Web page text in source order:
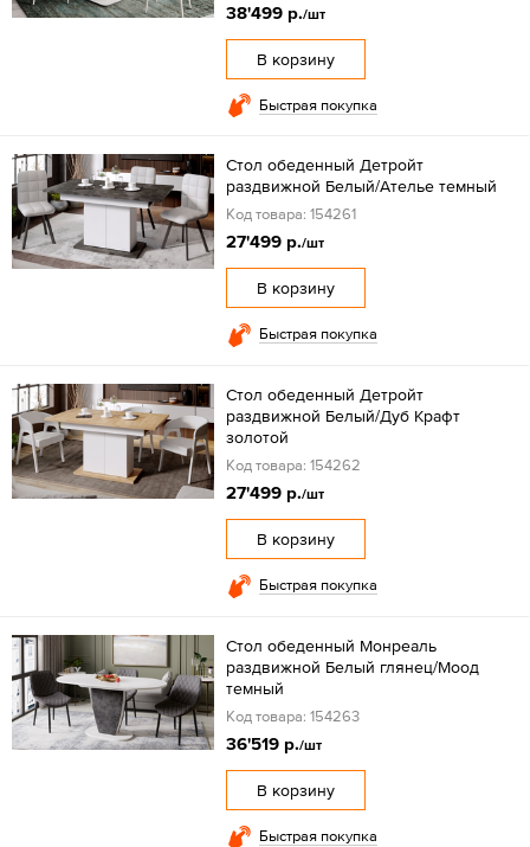
38'499 р./шт
В корзину
Быстрая покупка
Стол обеденный Детройт
раздвижной Белый/Ателье темный
Код товара: 154261
27'499 р./шт
В корзину
Быстрая покупка
Стол обеденный Детройт
раздвижной Белый/Дуб Крафт
золотой
Код товара: 154262
27'499 р./шт
В корзину
Быстрая покупка
Стол обеденный Монреаль
раздвижной Белый глянец/Моод
темный
Код товара: 154263
36'519 р./шт
В корзину
Быстрая покупка